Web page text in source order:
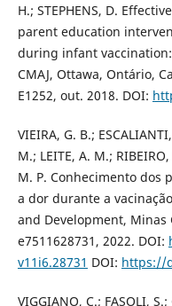
H.; STEPHENS, D.
parent education
during infant
CMAJ, Ottawa, Ontário,
E1252, out. 2018. DOI:
VIEIRA, G. B.;
M.; LEITE, A. M.;
M. P. Conhecimento dos
a dor durante a
and Development, Minas
e7511628731, 2022. DOI:
v11i6.28731 DOI: https://
VIGGIANO, C.; FASOLI,